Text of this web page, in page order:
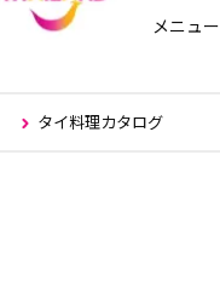
メニュ
タイ料理カタログ